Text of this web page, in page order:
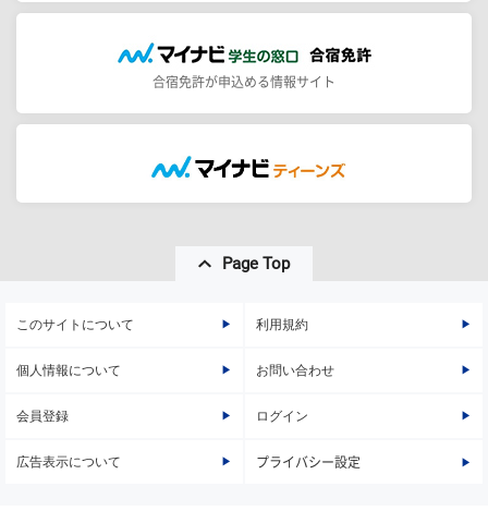
合宿免許が申込める情報サイト
Page Top
このサイトについて 利用規約
個人情報について お問い合わせ
会員登録 ログイン
広告表示について プライバシー設定